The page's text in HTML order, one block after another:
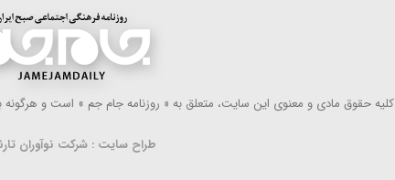
كلیه حقوق مادی و معنوی این سایت، متعلق به « روزنامه جام جم » است و هرگونه
طراح سایت : شرکت نوآوران